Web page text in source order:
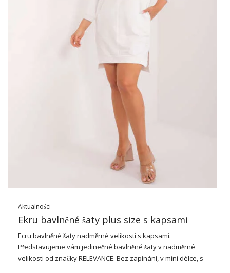
sukně. Vyznačuje se minimalistickým designem a nadčasovým
vzhledem, který umožňuje jeho kombinaci s jiným oblečením a
doplňky. Základní oblečení není univerzální, ale také
dostupné online, takže je možné vytvořit funkční a stylový
šatník bez opuštění domova.
Móda pro minimalismus
Móda pro minimalismus je trend, který získává stále větší
popularitu zaměřením na jednoduchost, kvalitu a funkčnost. …
Aktualności
Ekru bavlněné šaty plus size s kapsami
Ecru bavlněné šatynadměrné velikosti s kapsami.
Představujeme vám jedinečné bavlněné šaty v nadměrné
velikosti od značky RELEVANCE. Bez zapínání, v mini délce, s